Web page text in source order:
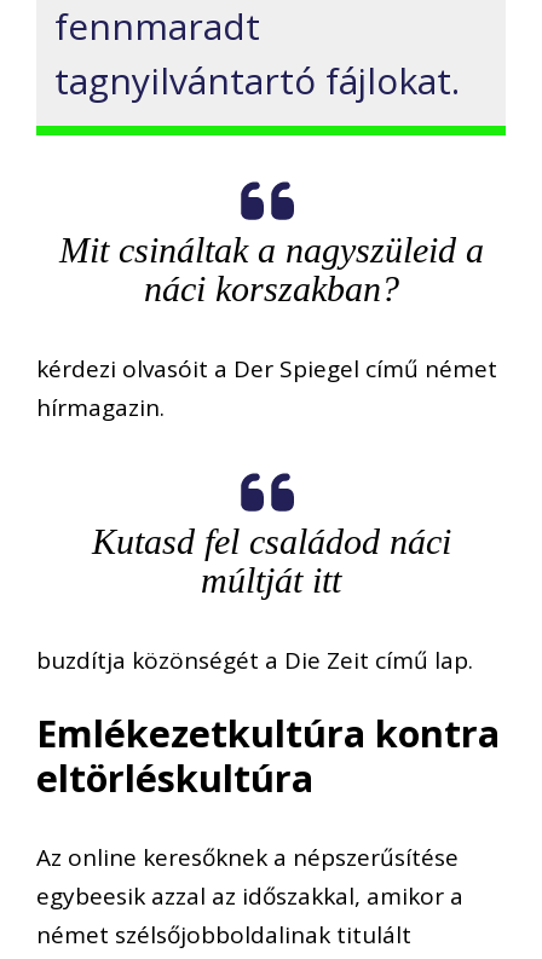
fennmaradt
tagnyilvántartó fájlokat.
Mit csináltak a nagyszüleid a
náci korszakban?
kérdezi olvasóit a Der Spiegel című német
hírmagazin.
Kutasd fel családod náci
múltját itt
buzdítja közönségét a Die Zeit című lap.
Emlékezetkultúra kontra
eltörléskultúra
Az online keresőknek a népszerűsítése
egybeesik azzal az időszakkal, amikor a
német szélsőjobboldalinak titulált